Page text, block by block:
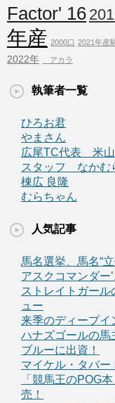
Factor' 16
年産 2000口 2021年産
2022年 アカラ
執筆者一覧
ひろお君
やまさん
広尾TC代表 米
スタッフ なかむ
棟広 良隆
むらちゃん
人気記事
馬名選挙、馬名“
アスクコマンダー
ストレイトガー
ュー
来季のディープイ
ハナズゴールの馬
ブルーに出資！
マイケル・タバー
「競馬王のPOG
売！